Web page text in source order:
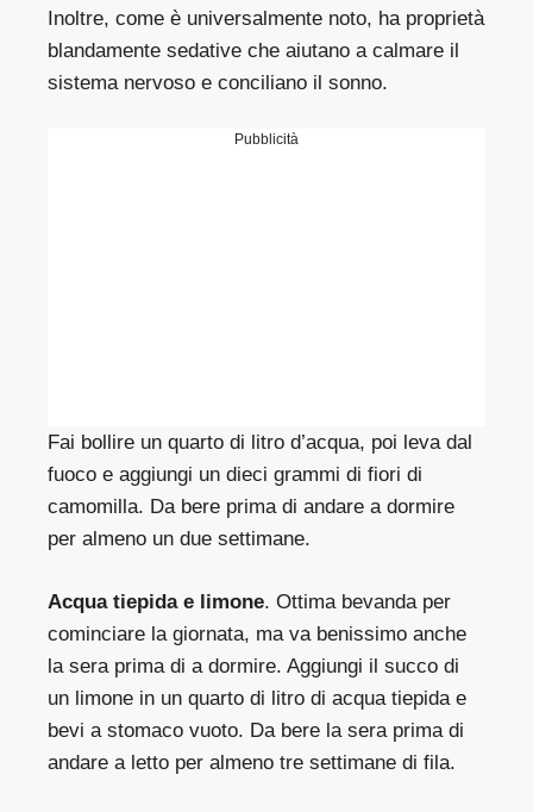
Inoltre, come è universalmente noto, ha proprietà
blandamente sedative che aiutano a calmare il
sistema nervoso e conciliano il sonno.
Pubblicità
Fai bollire un quarto di litro d’acqua, poi leva dal
fuoco e aggiungi un dieci grammi di fiori di
camomilla. Da bere prima di andare a dormire
per almeno un due settimane.
Acqua tiepida e limone. Ottima bevanda per
cominciare la giornata, ma va benissimo anche
la sera prima di a dormire. Aggiungi il succo di
un limone in un quarto di litro di acqua tiepida e
bevi a stomaco vuoto. Da bere la sera prima di
andare a letto per almeno tre settimane di fila.